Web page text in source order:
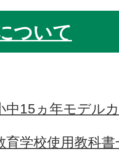
ついて
中15ヵ年モデル
育学校使用教科書